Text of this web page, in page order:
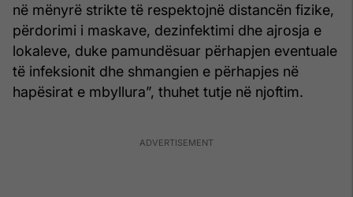
në mënyrë strikte të respektojnë distancën fizike,
përdorimi i maskave, dezinfektimi dhe ajrosja e
lokaleve, duke pamundësuar përhapjen eventuale
të infeksionit dhe shmangien e përhapjes në
hapësirat e mbyllura”, thuhet tutje në njoftim.